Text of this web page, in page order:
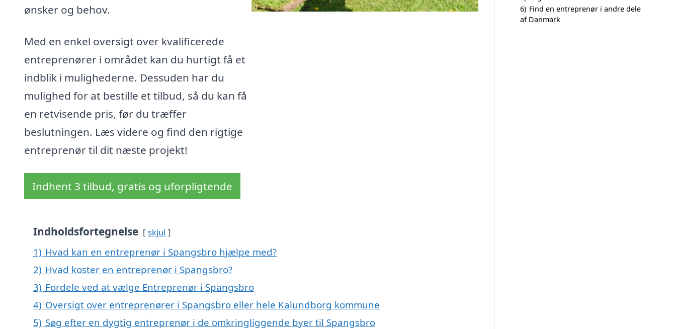
ønsker og behov.
Med en enkel oversigt over kvalificerede
entreprenører i området kan du hurtigt få et
indblik i mulighederne. Dessuden har du
mulighed for at bestille et tilbud, så du kan få
en retvisende pris, før du træffer
beslutningen. Læs videre og find den rigtige
entreprenør til dit næste projekt!
Indhent 3 tilbud, gratis og uforpligtende
Indholdsfortegnelse skjul
1) Hvad kan en entreprenør i Spangsbro hjælpe med?
2) Hvad koster en entreprenør i Spangsbro?
3) Fordele ved at vælge Entreprenør i Spangsbro
4) Oversigt over entreprenører i Spangsbro eller hele Kalundborg kommune
5) Søg efter en dygtig entreprenør i de omkringliggende byer til Spangsbro
6) Find en entreprenør i andre dele
af Danmark